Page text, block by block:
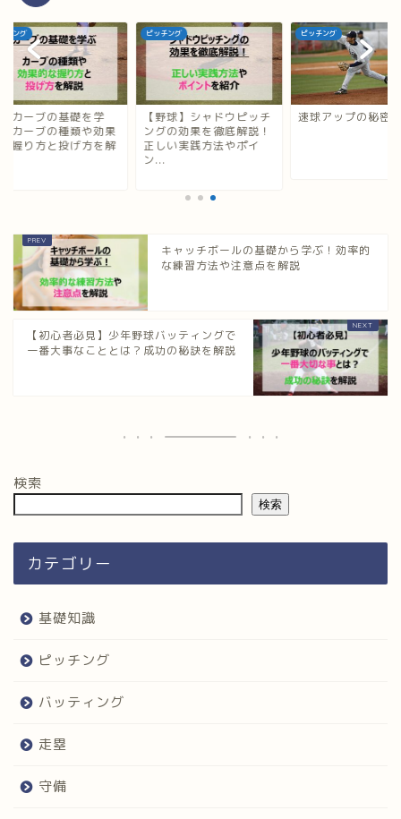
ング
カーブの基礎を学
カーブの種類や効果
握り方と投げ方を解
ピッチング
【野球】シャドウピッチ
ングの効果を徹底解説！
正しい実践方法やポイ
ン...
ピッチング
速球アップの秘密
キャッチボールの基礎から学ぶ！効率的
な練習方法や注意点を解説
【初心者必見】少年野球バッティングで
一番大事なこととは？成功の秘訣を解説
検索
検索
カテゴリー
基礎知識
ピッチング
バッティング
走塁
守備